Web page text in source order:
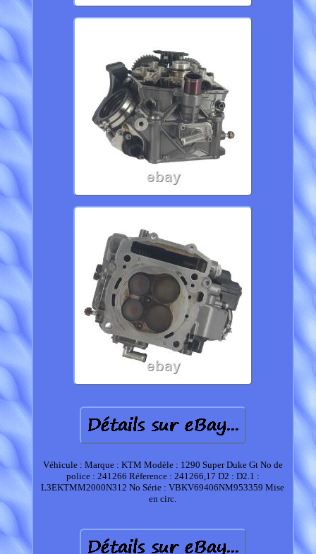
Véhicule : Marque : KTM Modèle : 1290 Super Duke Gt No de
police : 241266 Réference : 241266,17 D2 : D2.1 :
L3EKTMM2000N312 No Série : VBKV69406NM953359 Mise
en circ.